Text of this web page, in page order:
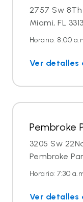
2757 Sw
Miami, FL
Horario: 8:00
Ver detalles
Pembroke
3205 Sw
Pembroke
Horario: 7:30
Ver detalles